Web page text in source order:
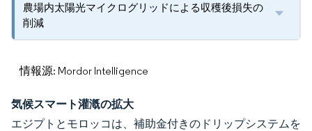
農場内太陽光マイクログリッドによる収穫後損失の
削減
情報源: Mordor Intelligence
気候スマート灌漑の拡大
エジプトとモロッコは、補助金付きのドリップシステムを